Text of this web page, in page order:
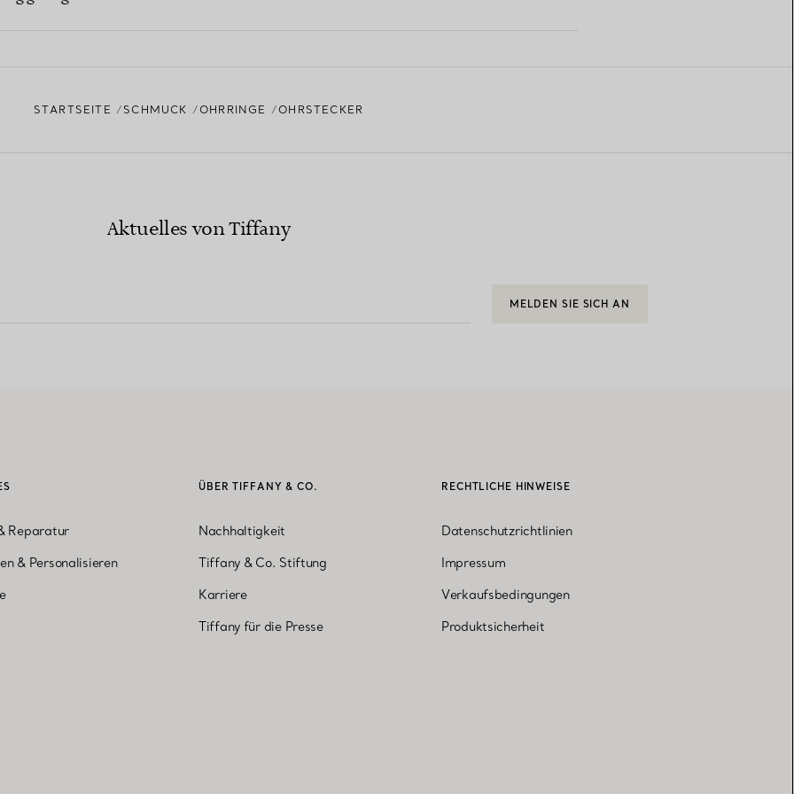
STARTSEITE SCHMUCK OHRRINGE OHRSTECKER
Aktuelles von Tiffany
MELDEN SIE SICH AN
Reparatur
& Personalisieren
ÜBER TIFFANY & CO.
Nachhaltigkeit
Tiffany & Co. Stiftung
Karriere
Tiffany für die Presse
RECHTLICHE HINWEISE
Datenschutzrichtlinien
Impressum
Verkaufsbedingungen
Produktsicherheit